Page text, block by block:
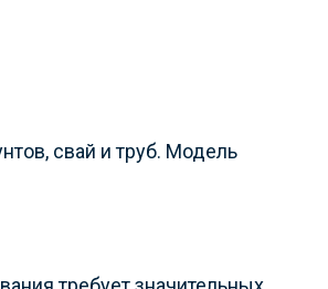
свай и труб. Модель